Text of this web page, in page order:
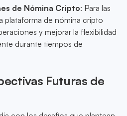
de Nómina Cripto: Para las
plataforma de nómina cripto
y mejorar la flexibilidad
durante tiempos de
Futuras de